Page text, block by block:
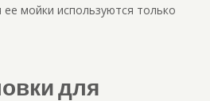
мойки используются только
для